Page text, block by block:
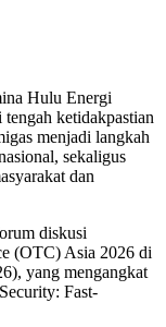
Hulu Energi
ketidakpastian
menjadi langkah
sekaligus
dan
diskusi
(OTC) Asia 2026 di
yang mengangkat
Fast-